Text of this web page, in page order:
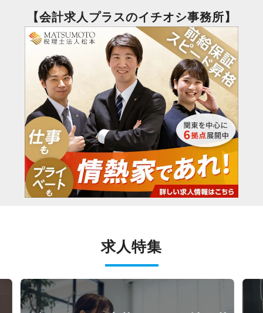
【会計求人プラスのイチオシ事務所】
求人特集